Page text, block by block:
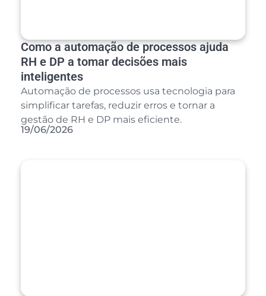
Como a automação de processos ajuda
RH e DP a tomar decisões mais
inteligentes
Automação de processos usa tecnologia para
simplificar tarefas, reduzir erros e tornar a
gestão de RH e DP mais eficiente.
19/06/2026